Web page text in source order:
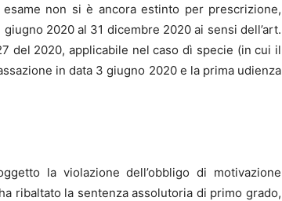
non si è ancora estinto per prescrizione,
2020 al 31 dicembre 2020 ai sensi dell’art.
del 2020, applicabile nel caso dì specie (in cui il
in data 3 giugno 2020 e la prima udienza
la violazione dell’obbligo di motivazione
ribaltato la sentenza assolutoria di primo grado,